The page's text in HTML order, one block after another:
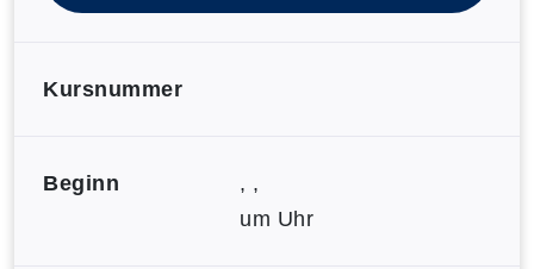
Kursnummer
Beginn
, ,
um Uhr